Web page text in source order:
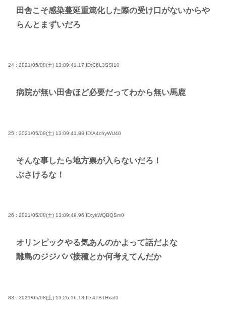
田舎こそ感染蔓延重篤化した際の受け口がないからや
らんとまずいだろ
24 : 2021/05/08(土) 13:09:41.17 ID:C6L3SSI10
病院が無い田舎ほど必要だってわから無い馬鹿
25 : 2021/05/08(土) 13:09:41.88 ID:A4chyWU40
そんな事したら地方票が入らないだろ！
ぶさけるな！
26 : 2021/05/08(土) 13:09:49.96 ID:ykWQBQSm0
オリンピックやる気あんのかよって話だよな
離島のジジババ接種とか何考えてんだか
83 : 2021/05/08(土) 13:26:16.13 ID:4TBTHxat0